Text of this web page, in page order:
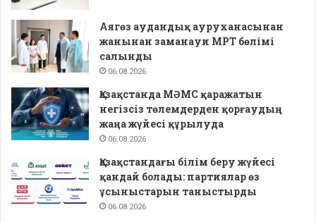
Аягөз аудандық ауруханасынан
жанынан заманауи МРТ бөлімі
салынды
06.08.2026
Қазақстанда МӘМС қаражатын
негізсіз төлемдерден қорғаудың
жаңа жүйесі құрылуда
06.08.2026
Қазақстандағы білім беру жүйесі
қандай болады: партиялар өз
ұсыныстарын таныстырды
06.08.2026